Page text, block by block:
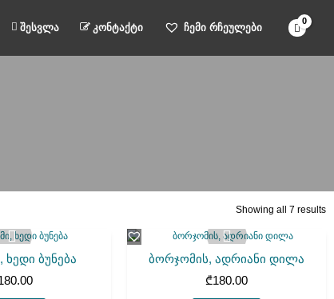
შესვლა კონტაქტი ჩემი რჩეულები
Showing all 7 results
ბუნება
ბორჯომის, ადრიანი დილა
₾180.00